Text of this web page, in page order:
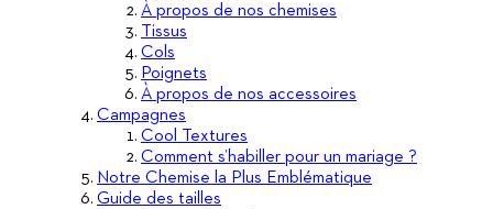
À propos de nos chemises
Tissus
Cols
Poignets
À propos de nos accessoires
Campagnes
Cool Textures
Comment s’habiller pour un mariage ?
Notre Chemise la Plus Emblématique
Guide des tailles